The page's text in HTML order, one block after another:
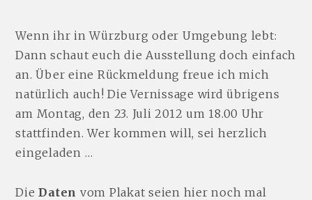
Wenn ihr in Würzburg oder Umgebung lebt:
Dann schaut euch die Ausstellung doch einfach
an. Über eine Rückmeldung freue ich mich
natürlich auch! Die Vernissage wird übrigens
am Montag, den 23. Juli 2012 um 18.00 Uhr
stattfinden. Wer kommen will, sei herzlich
eingeladen …
DieDaten vom Plakat seien hier noch mal